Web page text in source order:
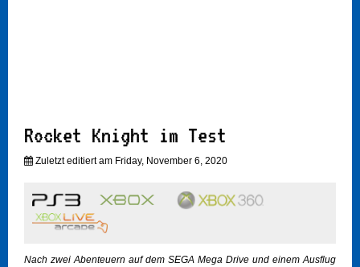
Rocket Knight im Test
Zuletzt editiert am Friday, November 6, 2020
Nach zwei Abenteuern auf dem SEGA Mega Drive und einem Ausflug